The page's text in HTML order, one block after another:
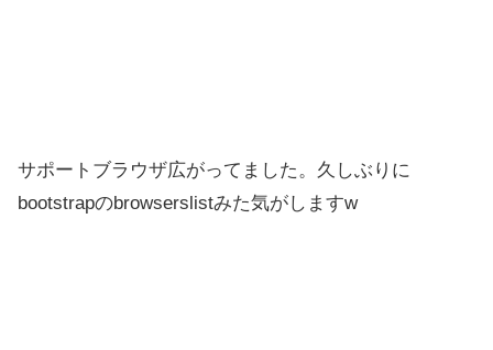
サポートブラウザ広がってました。久しぶりに
bootstrapのbrowserslistみた気がしますw